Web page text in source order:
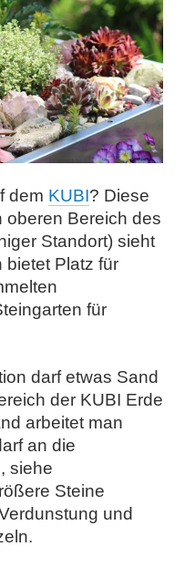
dem KUBI? Diese
oberen Bereich des
Standort) sieht
bietet Platz für
für
darf etwas Sand
der KUBI Erde
arbeitet man
an die
siehe
Steine
und